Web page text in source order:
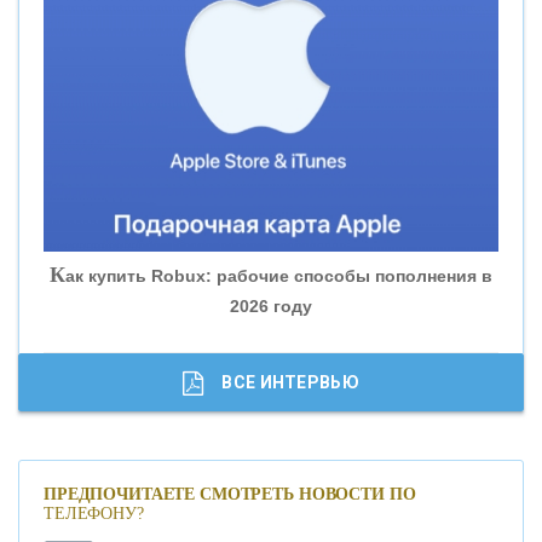
«ВНЕШПРОМБАНК»
«БАНК ГЛОБЭКС»
«СОВКОМБАНК»
«ГАЗПРОМБАНК»
«МОСКОВСКИЙ КРЕДИТНЫЙ БАНК»
Как купить Robux: рабочие способы пополнения в
2026 году
ВСЕ ИНТЕРВЬЮ
ПРЕДПОЧИТАЕТЕ СМОТРЕТЬ НОВОСТИ ПО
ТЕЛЕФОНУ?